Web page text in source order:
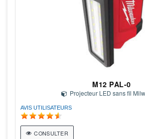
M12 PAL-0
Projecteur LED sans fil
AVIS UTILISATEURS
CONSULTER